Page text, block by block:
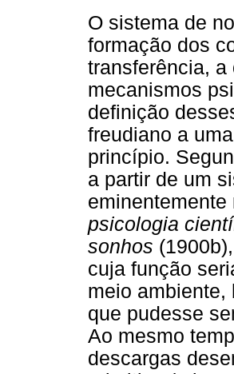
O sistema de
formação dos
transferência,
mecanismos
definição
freudiano a
princípio.
a partir de um
psicologia
sonhos
cuja função
meio ambiente,
que pudesse
Ao mesmo
descargas